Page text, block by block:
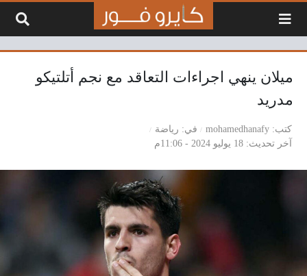
ميلان ينهي اجراءات التعاقد مع نجم أتلتيكو
مدريد
كتب mohamedhanafy في
رياضة
آخر تحديث 18 يوليو 2024 - 11:06م